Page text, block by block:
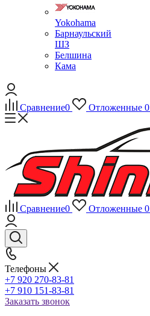
Yokohama
Барнаульский
ШЗ
Белшина
Кама
Сравнение0 Отложенные 0
Сравнение0 Отложенные 0
Телефоны
+7 920 270-83-81
+7 910 151-83-81
Заказать звонок